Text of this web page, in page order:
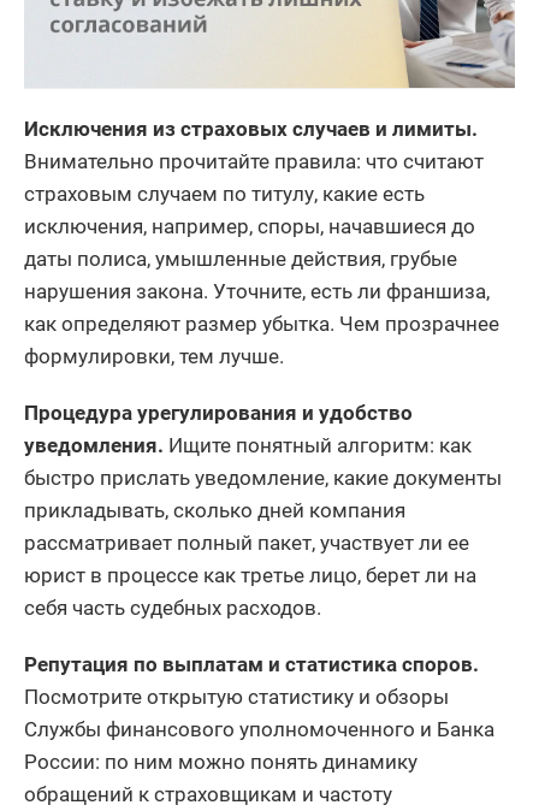
Исключения из страховых случаев и лимиты.
Внимательно прочитайте правила: что считают
страховым случаем по титулу, какие есть
исключения, например, споры, начавшиеся до
даты полиса, умышленные действия, грубые
нарушения закона. Уточните, есть ли франшиза,
как определяют размер убытка. Чем прозрачнее
формулировки, тем лучше.
Процедура урегулирования и удобство
уведомления. Ищите понятный алгоритм: как
быстро прислать уведомление, какие документы
прикладывать, сколько дней компания
рассматривает полный пакет, участвует ли ее
юрист в процессе как третье лицо, берет ли на
себя часть судебных расходов.
Репутация по выплатам и статистика споров.
Посмотрите открытую статистику и обзоры
Службы финансового уполномоченного и Банка
России: по ним можно понять динамику
обращений к страховщикам и частоту